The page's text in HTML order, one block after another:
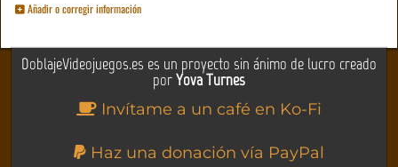
Añadir o corregir información
DoblajeVideojuegos.es es un proyecto sin ánimo de lucro creado
porYova Turnes
Invítame a un café en Ko-Fi
Haz una donación vía PayPal